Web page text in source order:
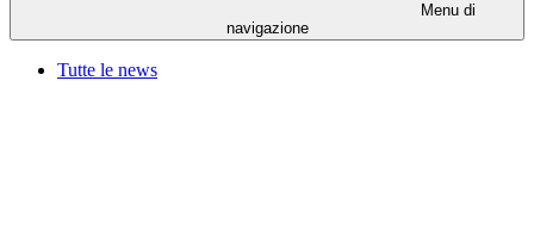
Menu di
navigazione
Tutte le news